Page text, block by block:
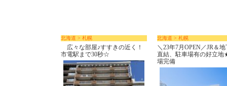
北海道 > 札幌
広々な部屋♪すすきの近く！
市電駅まで30秒☆
北海道 > 札幌
＼23年7月OPEN／JR＆
直結、駐車場有の好立
場完備